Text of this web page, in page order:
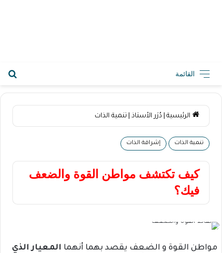
القائمة
الرئيسية دُرَر الأستاذ تنمية الذات
تنمية الذات إشراقة الذات
كيف تكتشف مواطن القوة والضعف
فيك؟
مواطن القوة و الضعف يقصد بهما أنهما المعيار الذي